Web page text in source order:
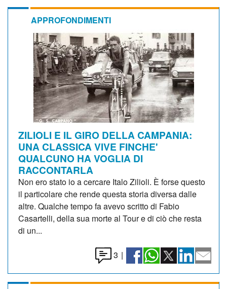
APPROFONDIMENTI
ZILIOLI E IL GIRO DELLA CAMPANIA:
UNA CLASSICA VIVE FINCHE'
QUALCUNO HA VOGLIA DI
RACCONTARLA
Non ero stato io a cercare Italo Zilioli. È forse questo
il particolare che rende questa storia diversa dalle
altre. Qualche tempo fa avevo scritto di Fabio
Casartelli, della sua morte al Tour e di ciò che resta
di un...
3 |